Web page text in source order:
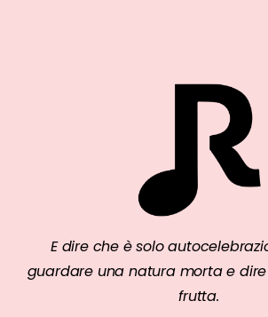
E dire che è solo
guardare una natura morta e
frutta.